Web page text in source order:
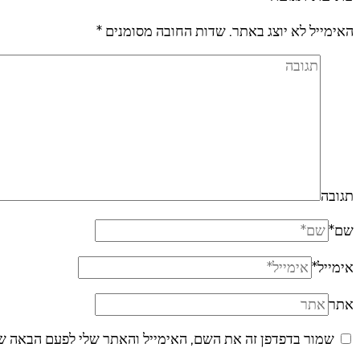
האימייל לא יוצג באתר. שדות החובה מסומנים *
תגובה
שם*
אימייל*
אתר
שמור בדפדפן זה את השם, האימייל והאתר שלי לפעם הבאה